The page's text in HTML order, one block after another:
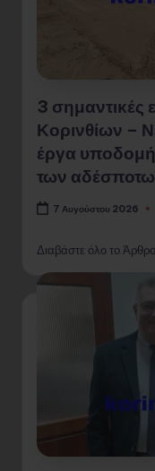
3 σημαντικές
Κορινθίων –
έργα
των
7 Αυγούστου 2026
Διαβάστε όλο το Άρθρο